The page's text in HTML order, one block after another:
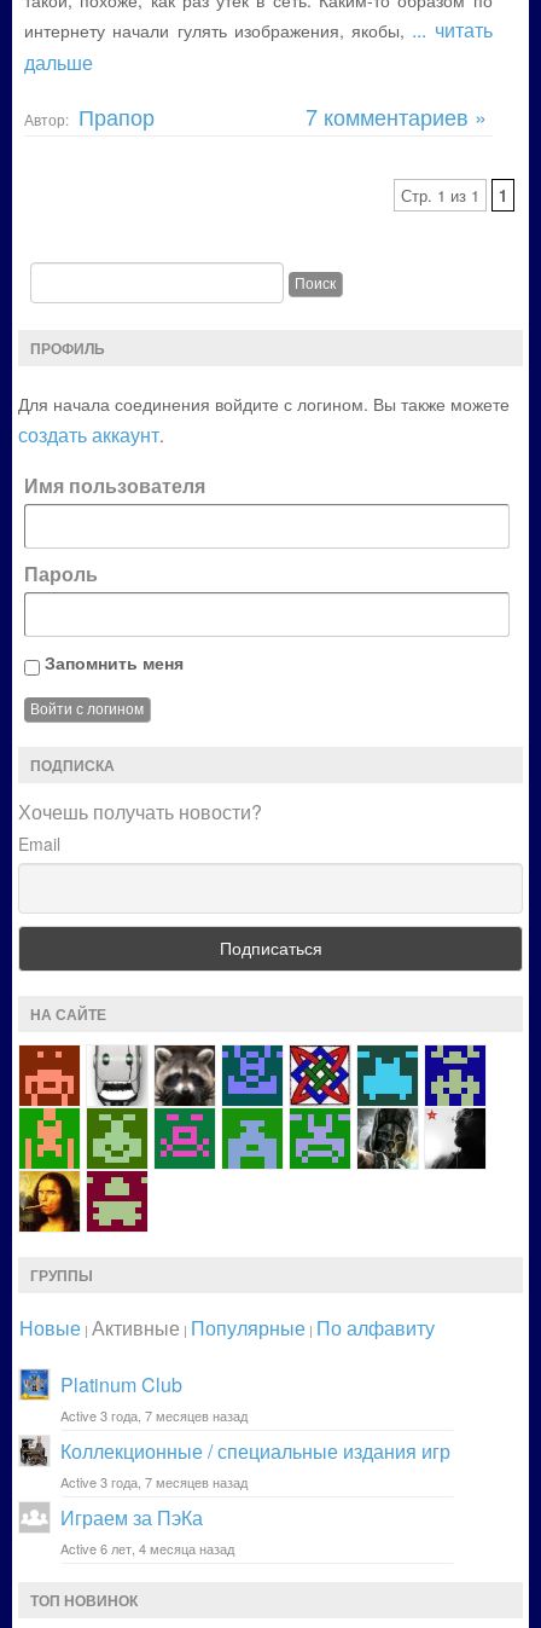
интернету начали гулять изображения, якобы, ... читать
дальше
Автор: Прапор 7 комментариев »
Стр. 1 из 1 1
ПРОФИЛЬ
Для начала соединения войдите с логином. Вы также можете
создать аккаунт.
Имя пользователя
Пароль
Запомнить меня
ПОДПИСКА
Хочешь получать новости?
Email
НА САЙТЕ
ГРУППЫ
Новые | Активные | Популярные | По алфавиту
Platinum Club
Active 3 года, 7 месяцев назад
Коллекционные / специальные издания игр
Active 3 года, 7 месяцев назад
Играем за ПэКа
Active 6 лет, 4 месяца назад
ТОП НОВИНОК